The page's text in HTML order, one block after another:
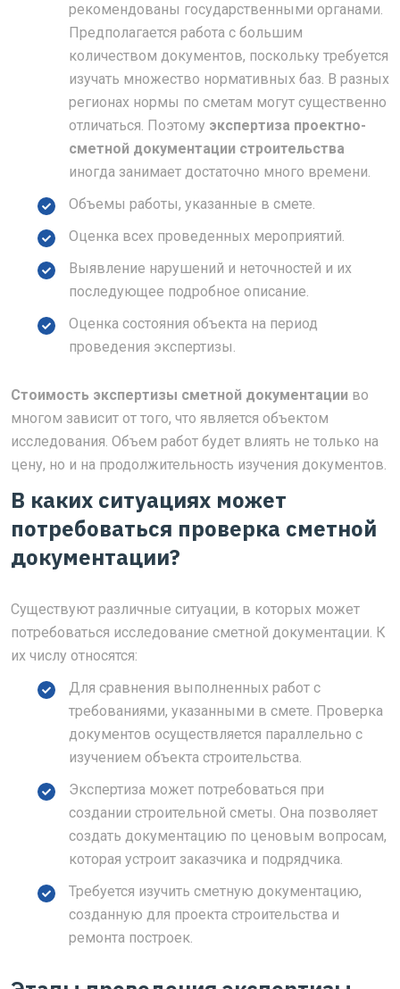
рекомендованы государственными органами.
Предполагается работа с большим
количеством документов, поскольку требуется
изучать множество нормативных баз. В разных
регионах нормы по сметам могут существенно
отличаться. Поэтому экспертиза проектно-
сметной документации строительства
иногда занимает достаточно много времени.
Объемы работы, указанные в смете.
Оценка всех проведенных мероприятий.
Выявление нарушений и неточностей и их
последующее подробное описание.
Оценка состояния объекта на период
проведения экспертизы.
Стоимость экспертизы сметной документации во
многом зависит от того, что является объектом
исследования. Объем работ будет влиять не только на
цену, но и на продолжительность изучения документов.
В каких ситуациях может
потребоваться проверка сметной
документации?
Существуют различные ситуации, в которых может
потребоваться исследование сметной документации. К
их числу относятся:
Для сравнения выполненных работ с
требованиями, указанными в смете. Проверка
документов осуществляется параллельно с
изучением объекта строительства.
Экспертиза может потребоваться при
создании строительной сметы. Она позволяет
создать документацию по ценовым вопросам,
которая устроит заказчика и подрядчика.
Требуется изучить сметную документацию,
созданную для проекта строительства и
ремонта построек.